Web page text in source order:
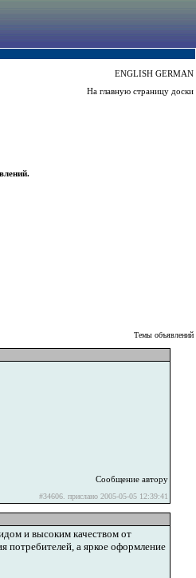
ENGLISH GERMAN
На главную страницу доски
Темы объявлений
Сообщение автору
#34606. прислано 2005-05-05 12:39:41
и высоким качеством от
потребителей, а яркое оформление